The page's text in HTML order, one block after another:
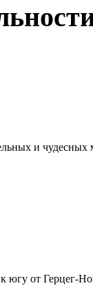
и
югу от Герцег-